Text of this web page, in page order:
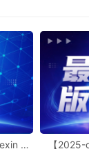
Jane Toft
Jane Toft
Jane Toft
塑
【